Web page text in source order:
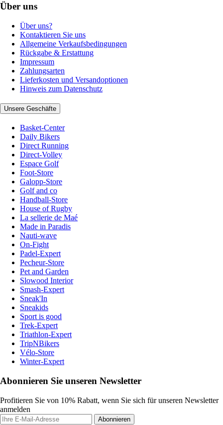
Über uns
Über uns?
Kontaktieren Sie uns
Allgemeine Verkaufsbedingungen
Rückgabe & Erstattung
Impressum
Zahlungsarten
Lieferkosten und Versandoptionen
Hinweis zum Datenschutz
Unsere Geschäfte
Basket-Center
Daily Bikers
Direct Running
Direct-Volley
Espace Golf
Foot-Store
Galopp-Store
Golf and co
Handball-Store
House of Rugby
La sellerie de Maé
Made in Paradis
Nauti-wave
On-Fight
Padel-Expert
Pecheur-Store
Pet and Garden
Slowood Interior
Smash-Expert
Sneak'In
Sneakids
Sport is good
Trek-Expert
Triathlon-Expert
TripNBikers
Vélo-Store
Winter-Expert
Abonnieren Sie unseren Newsletter
Profitieren Sie von 10% Rabatt, wenn Sie sich für unseren Newsletter
anmelden
Abonnieren